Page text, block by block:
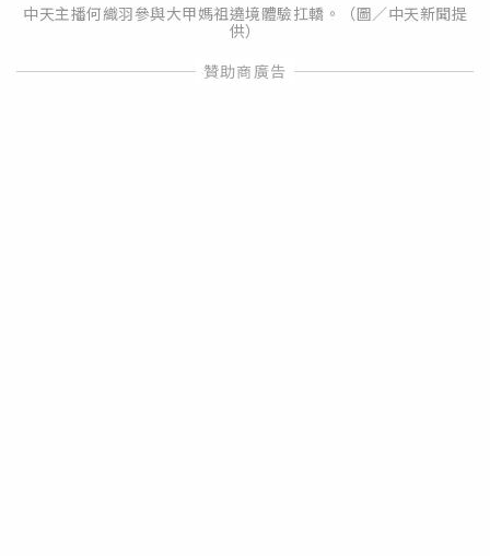
中天主播何織羽參與大甲媽祖遶境體驗扛轎。（圖／中天新聞提
供）